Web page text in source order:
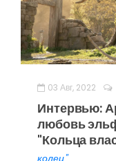
03 Авг, 2022
Интервью:
любовь
"Кольца
колец"